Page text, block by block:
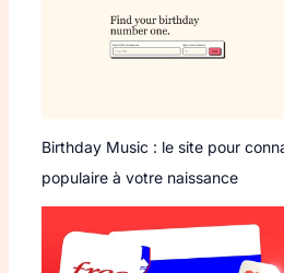
Birthday Music : le site pour
populaire à votre naissance